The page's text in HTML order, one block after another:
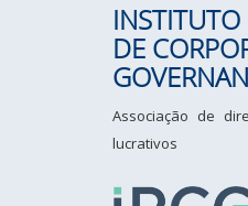
DE
Associação de
lucrativos